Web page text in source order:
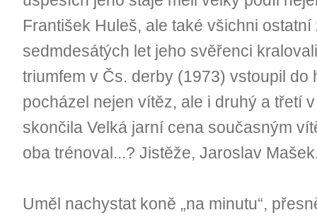
František Huleš, ale také všichni
sedmdesátých let jeho svěřenci
triumfem v Čs. derby (1973) vstoupil do
pocházel nejen vítěz, ale i druhý a třetí
skončila Velká jarní cena současným
oba trénoval...? Jistěže, Jaroslav
Uměl nachystat koně „na minutu“,